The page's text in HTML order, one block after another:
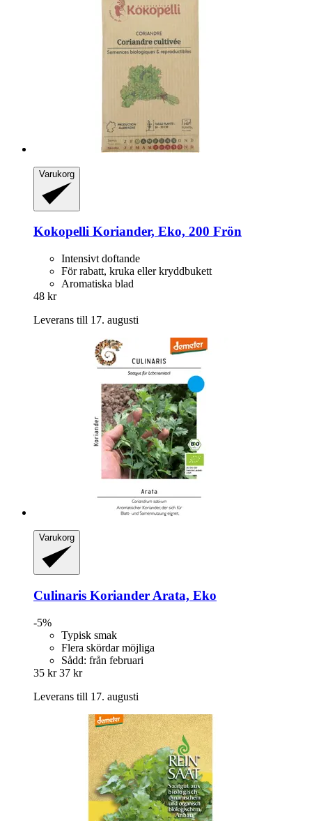
Varukorg
Kokopelli Koriander, Eko, 200 Frön
Intensivt doftande
För rabatt, kruka eller kryddbukett
Aromatiska blad
48 kr
Leverans till 17. augusti
Varukorg
Culinaris Koriander Arata, Eko
-5%
Typisk smak
Flera skördar möjliga
Sådd: från februari
35 kr 37 kr
Leverans till 17. augusti